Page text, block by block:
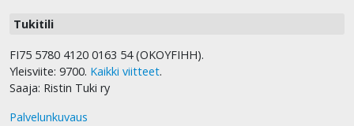
Tukitili
FI75 5780 4120 0163 54 (OKOYFIHH).
Yleisviite: 9700. Kaikki viitteet.
Saaja: Ristin Tuki ry
Palvelunkuvaus